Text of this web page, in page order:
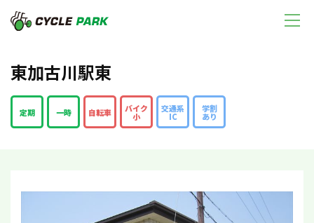
東加古川駅東
定期 一時 自転車 バイク
小
交通系
IC
学割
あり